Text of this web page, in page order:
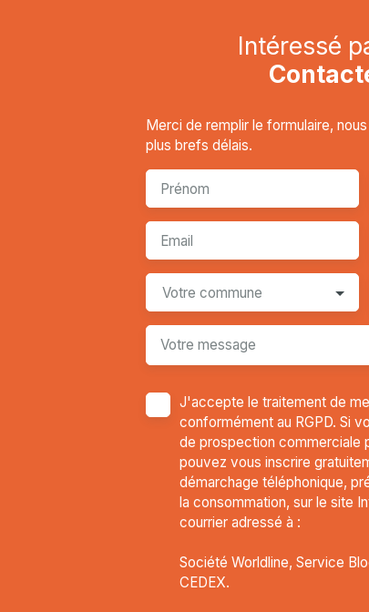
Intéressé
Merci de remplir le formulaire,
plus brefs délais.
Prénom
Email
Votre commune
Votre message
J'accepte le traitement de
conformément au RGPD. Si
de prospection commerciale
pouvez vous inscrire
démarchage téléphonique,
la consommation, sur le site
courrier adressé à :
Société Worldline, Service
CEDEX.